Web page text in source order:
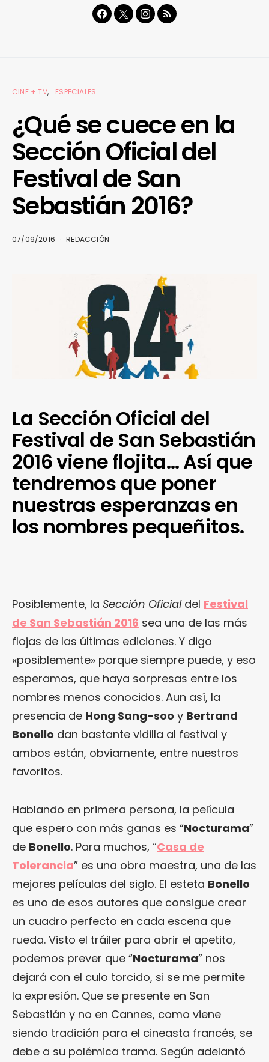
CINE + TV ESPECIALES
¿Qué se cuece en la
Sección Oficial del
Festival de San
Sebastián 2016?
07/09/2016 REDACCIÓN
La Sección Oficial del
Festival de San Sebastián
2016 viene flojita… Así que
tendremos que poner
nuestras esperanzas en
los nombres pequeñitos.
Posiblemente, la Sección Oficialdel Festival
de San Sebastián 2016 sea una de las más
flojas de las últimas ediciones. Y digo
«posiblemente» porque siempre puede, y eso
esperamos, que haya sorpresas entre los
nombres menos conocidos. Aun así, la
presencia de Hong Sang-soo y Bertrand
Bonello dan bastante vidilla al festival y
ambos están, obviamente, entre nuestros
favoritos.
Hablando en primera persona, la película
que espero con más ganas es “Nocturama”
de Bonello. Para muchos, “Casa de
Tolerancia” es una obra maestra, una de las
mejores películas del siglo. El esteta Bonello
es uno de esos autores que consigue crear
un cuadro perfecto en cada escena que
rueda. Visto el tráiler para abrir el apetito,
podemos prever que “Nocturama” nos
dejará con el culo torcido, si se me permite
la expresión. Que se presente en San
Sebastián y no en Cannes, como viene
siendo tradición para el cineasta francés, se
debe a su polémica trama. Según adelantó